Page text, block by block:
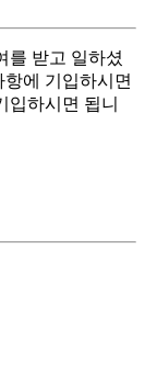
를 받고 일하셨
에 기입하시면
입하시면 됩니